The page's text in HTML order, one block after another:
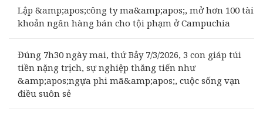
Lập &amp;apos;công ty ma&amp;apos;, mở hơn 100 tài
khoản ngân hàng bán cho tội phạm ở Campuchia
Đúng 7h30 ngày mai, thứ Bảy 7/3/2026, 3 con giáp túi
tiền nặng trịch, sự nghiệp thăng tiến như
&amp;apos;ngựa phi mã&amp;apos;, cuộc sống vạn
điều suôn sẻ